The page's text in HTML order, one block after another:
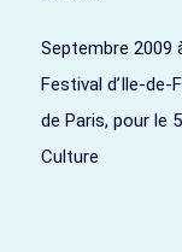
Septembre 2009
Festival d’Ile-de-
de Paris, pour le
Culture